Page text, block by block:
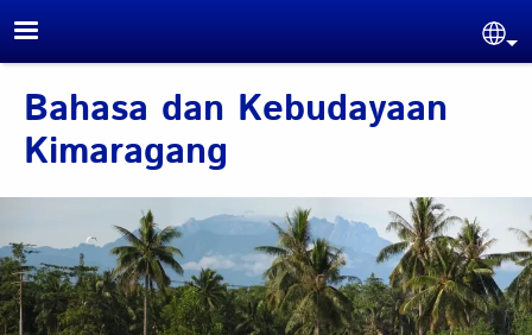
Skip to main content
Bahasa dan Kebudayaan
Kimaragang